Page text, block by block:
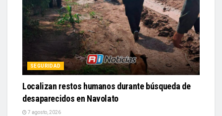
SEGURIDAD
Localizan restos humanos durante búsqueda de
desaparecidos en Navolato
7 agosto, 2026